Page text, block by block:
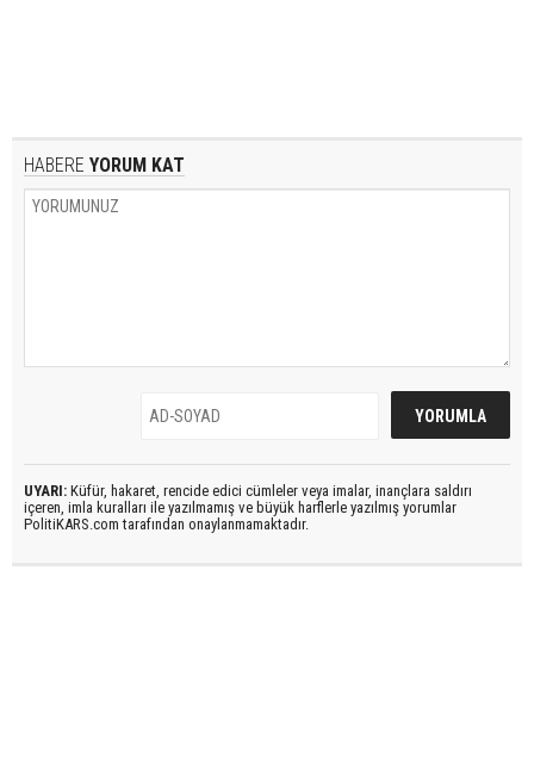
HABERE YORUM KAT
UYARI: Küfür, hakaret, rencide edici cümleler veya imalar, inançlara saldırı
içeren, imla kuralları ile yazılmamış ve büyük harflerle yazılmış yorumlar
PolitiKARS.com tarafından onaylanmamaktadır.